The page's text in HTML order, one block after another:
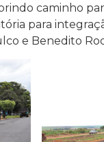
caminho
para
e Benedito